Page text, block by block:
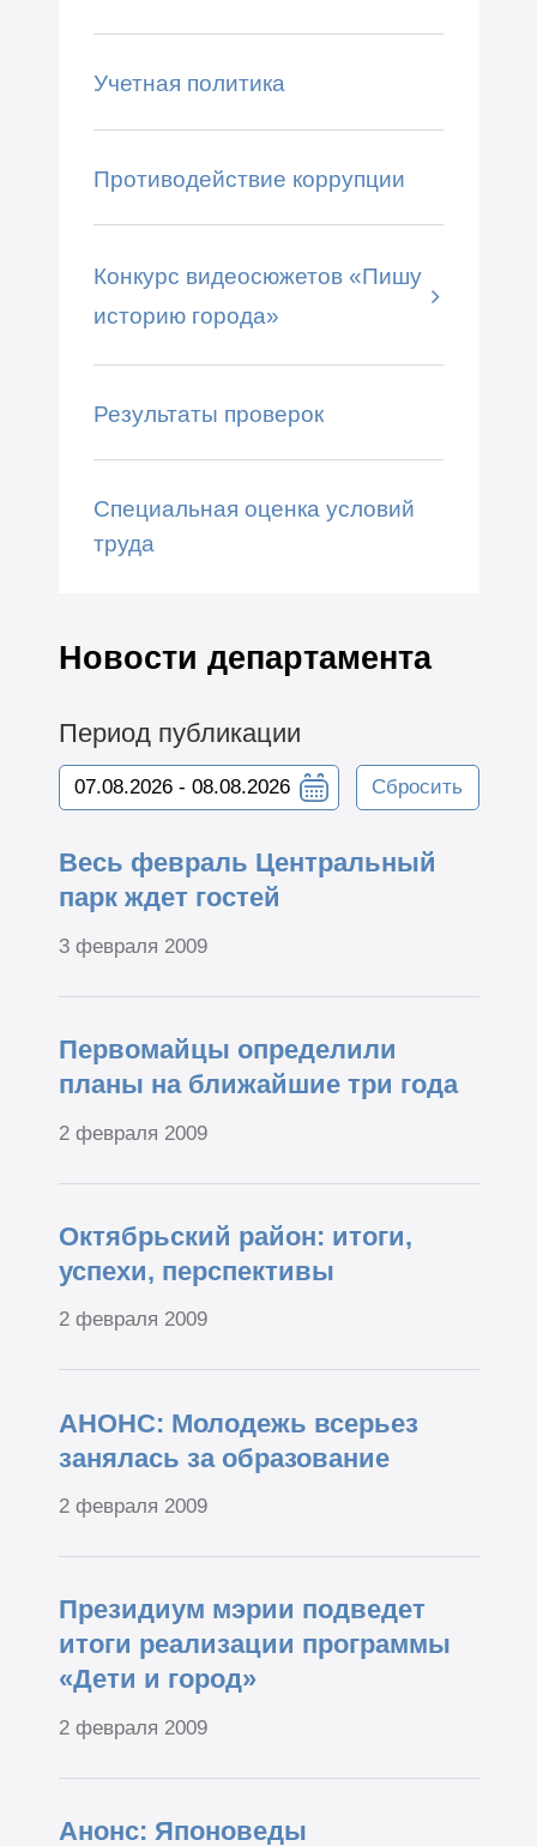
Учетная политика
Противодействие коррупции
Конкурс видеосюжетов «Пишу
историю города»
Результаты проверок
Специальная оценка условий
труда
Новости департамента
Период публикации
Сбросить
Весь февраль Центральный
парк ждет гостей
3 февраля 2009
Первомайцы определили
планы на ближайшие три года
2 февраля 2009
Октябрьский район: итоги,
успехи, перспективы
2 февраля 2009
АНОНС: Молодежь всерьез
занялась за образование
2 февраля 2009
Президиум мэрии подведет
итоги реализации программы
«Дети и город»
2 февраля 2009
Анонс: Японоведы